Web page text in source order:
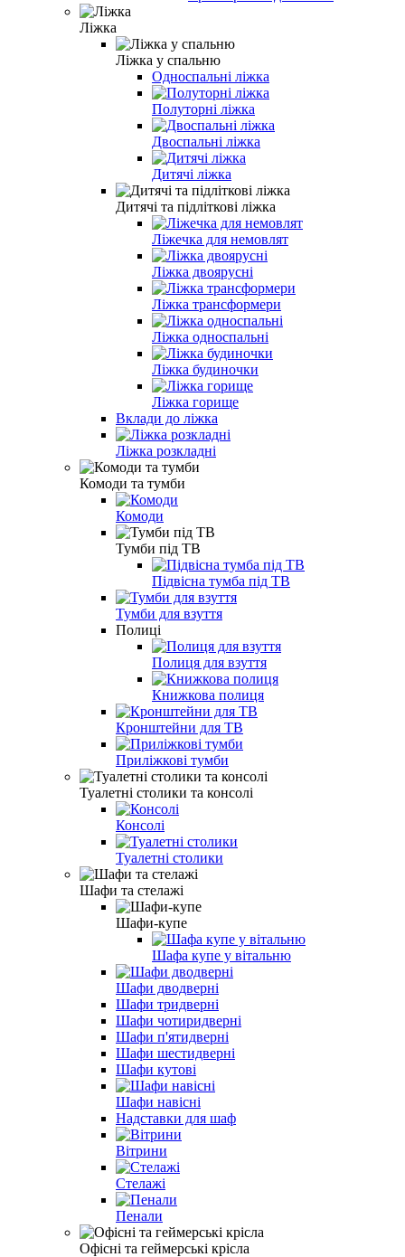
Ліжка
Ліжка у спальню
Односпальні ліжка
Полуторні ліжка
Двоспальні ліжка
Дитячі ліжка
Дитячі та підліткові ліжка
Ліжечка для немовлят
Ліжка двоярусні
Ліжка трансформери
Ліжка односпальні
Ліжка будиночки
Ліжка горище
Вклади до ліжка
Ліжка розкладні
Комоди та тумби
Комоди
Тумби під ТВ
Підвісна тумба під ТВ
Тумби для взуття
Полиці
Полиця для взуття
Книжкова полиця
Кронштейни для ТВ
Приліжкові тумби
Туалетні столики та консолі
Консолі
Туалетні столики
Шафи та стелажі
Шафи-купе
Шафа купе у вітальню
Шафи дводверні
Шафи тридверні
Шафи чотиридверні
Шафи п'ятидверні
Шафи шестидверні
Шафи кутові
Шафи навісні
Надставки для шаф
Вітрини
Стелажі
Пенали
Офісні та геймерські крісла